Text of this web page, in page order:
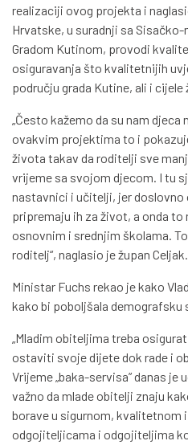
realizaciji ovog projekta i
Hrvatske, u suradnji sa
Gradom Kutinom, provodi
osiguravanja što kvalitetnijih
području grada Kutine, ali i cijele
„Često kažemo da su nam
ovakvim projektima to i
života takav da roditelji sve
vrijeme sa svojom djecom. I tu
nastavnici i učitelji, jer doslovno
pripremaju ih za život, a onda
osnovnim i srednjim školama.
roditelj“, naglasio je župan Celjak.
Ministar Fuchs rekao je kako
kako bi poboljšala demografsku
„Mladim obiteljima treba
ostaviti svoje dijete dok rade i
Vrijeme „baka-servisa” danas je
važno da mlade obitelji znaju
borave u sigurnom, kvalitetnom
odgojiteljicama i odgojiteljima